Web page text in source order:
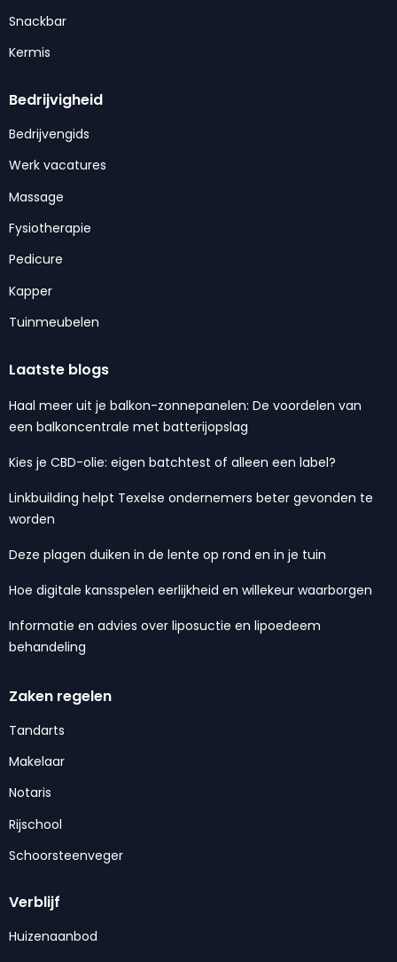
Snackbar
Kermis
Bedrijvigheid
Bedrijvengids
Werk vacatures
Massage
Fysiotherapie
Pedicure
Kapper
Tuinmeubelen
Laatste blogs
Haal meer uit je balkon-zonnepanelen: De voordelen van
een balkoncentrale met batterijopslag
Kies je CBD-olie: eigen batchtest of alleen een label?
Linkbuilding helpt Texelse ondernemers beter gevonden te
worden
Deze plagen duiken in de lente op rond en in je tuin
Hoe digitale kansspelen eerlijkheid en willekeur waarborgen
Informatie en advies over liposuctie en lipoedeem
behandeling
Zaken regelen
Tandarts
Makelaar
Notaris
Rijschool
Schoorsteenveger
Verblijf
Huizenaanbod